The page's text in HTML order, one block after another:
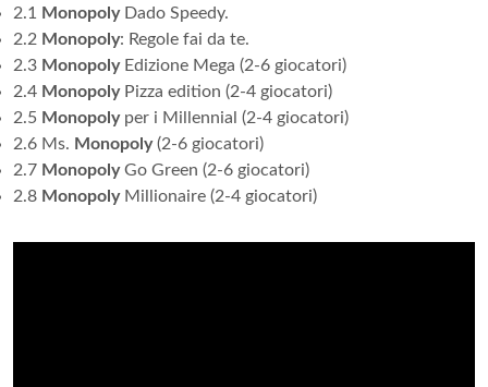
2.1 MonopolyDado Speedy.
2.2 Monopoly: Regole fai da te.
2.3 MonopolyEdizione Mega (2-6 giocatori)
2.4 MonopolyPizza edition (2-4 giocatori)
2.5 Monopolyper i Millennial (2-4 giocatori)
2.6 Ms. Monopoly(2-6 giocatori)
2.7 MonopolyGo Green (2-6 giocatori)
2.8 MonopolyMillionaire (2-4 giocatori)